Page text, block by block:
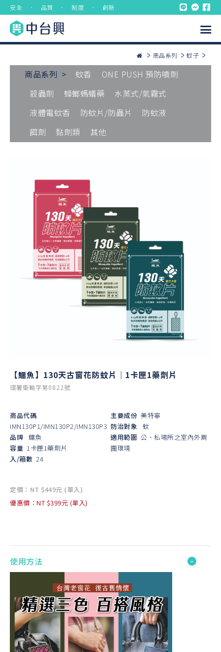
安全 ． 品質 ． 制度 ． 創新
商品系列 蚊子
商品系列 > 蚊香
ONE PUSH 預防噴劑
殺蟲劑
蟑螂螞蟻藥
水蒸式/氣霧式
液體電蚊香
防蚊片/防蟲片
防蚊液
餌劑
黏劑類 其他
【鱷魚】130天古窗花防蚊片｜1卡匣1藥劑片
環署衛輸字第0822號
商品代碼
IMN130P1/IMN130P2/IMN130P3
品牌 鱷魚
容量 1卡匣1藥劑片
入/箱數 24
主要成份 美特寧
防治對象 蚊
適用範圍 公、私場所之室內外周
圍環境
定價：NT $449元 (單入)
優惠價：NT $399元 (單入)
使用方法